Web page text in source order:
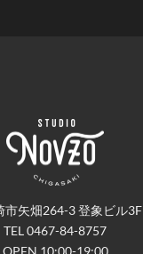
市矢畑264-3 登象ビル3F
TEL 0467-84-8757
OPEN 10:00-19:00